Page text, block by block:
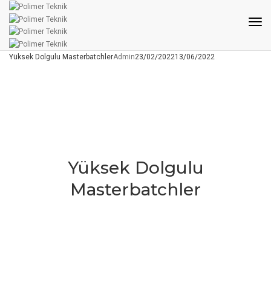
Yüksek Dolgulu MasterbatchlerAdmin23/02/202213/06/2022
Yüksek Dolgulu
Masterbatchler